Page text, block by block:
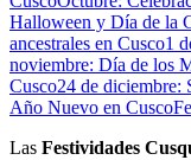
Halloween y Día de la
ancestrales en Cusco1
noviembre: Día de los
Cusco24 de diciembre:
Año Nuevo en Cusco
Las Festividades